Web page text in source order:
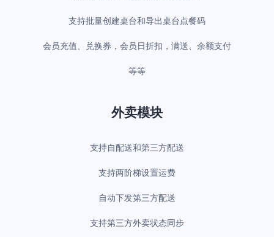
支持批量创建桌台和导出桌台点餐码
会员充值、兑换券，会员日折扣，满送、余额支付
等等
外卖模块
支持自配送和第三方配送
支持两阶梯设置运费
自动下发第三方配送
支持第三方外卖状态同步